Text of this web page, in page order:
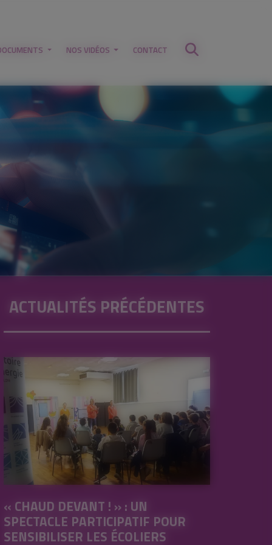
NOS VIDÉOS CONTACT
ACTUALITÉS PRÉCÉDENTES
« CHAUD DEVANT ! » : UN
SPECTACLE PARTICIPATIF POUR
SENSIBILISER LES ÉCOLIERS